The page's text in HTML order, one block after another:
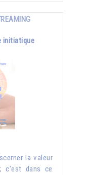
initiatique
la valeur
c'est dans ce